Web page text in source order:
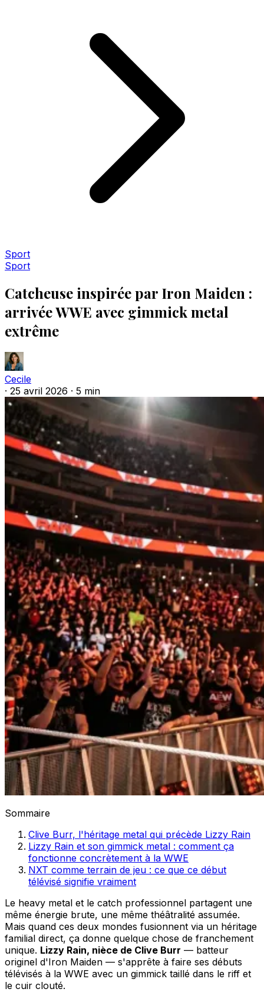
Sport
Sport
Catcheuse inspirée par Iron Maiden :
arrivée WWE avec gimmick metal
extrême
Cecile
· 25 avril 2026 · 5 min
Sommaire
Clive Burr, l'héritage metal qui précède Lizzy Rain
Lizzy Rain et son gimmick metal : comment ça
fonctionne concrètement à la WWE
NXT comme terrain de jeu : ce que ce début
télévisé signifie vraiment
Le heavy metal et le catch professionnel partagent une
même énergie brute, une même théâtralité assumée.
Mais quand ces deux mondes fusionnent via un héritage
familial direct, ça donne quelque chose de franchement
unique. Lizzy Rain, nièce de Clive Burr — batteur
originel d'Iron Maiden — s'apprête à faire ses débuts
télévisés à la WWE avec un gimmick taillé dans le riff et
le cuir clouté.